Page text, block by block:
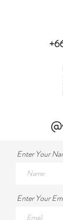
Enter Your
Enter Your